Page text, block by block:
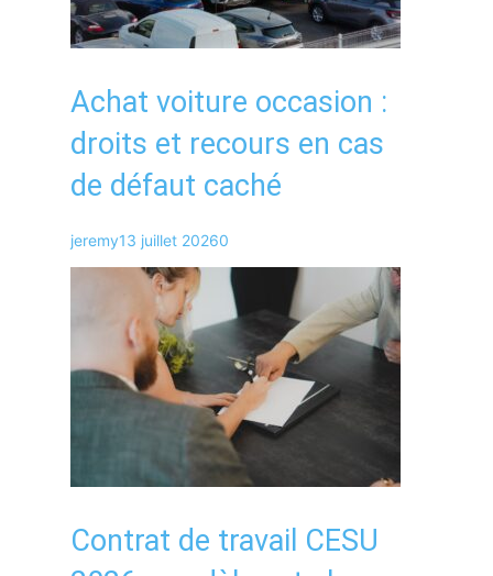
Achat voiture occasion :
droits et recours en cas
de défaut caché
jeremy13 juillet 20260
Contrat de travail CESU